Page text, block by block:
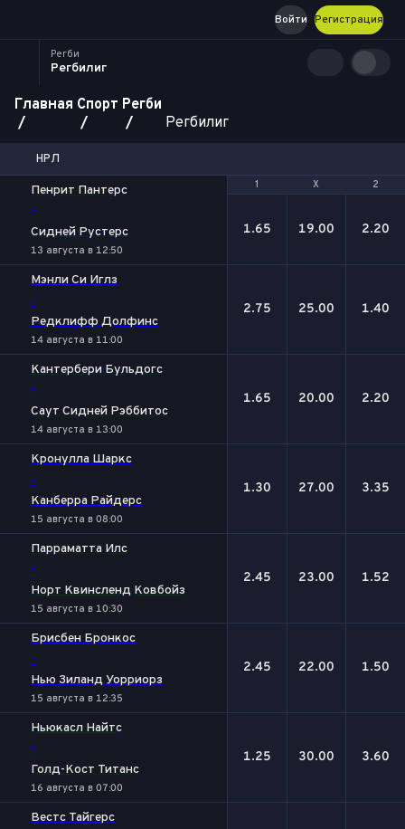
Регистрация
Войти
Регби
Регбилиг
Главная Спорт Регби
Регбилиг
НРЛ
1 Х 2
Пенрит Пантерс
-
Сидней Рустерс
13 августа в 12:50
1 Х 2
1.65 19.00 2.20
Мэнли Си Иглз
-
Редклифф Долфинс
14 августа в 11:00
2.75 25.00 1.40
Кантербери Бульдогс
-
Саут Сидней Рэббитос
14 августа в 13:00
1.65 20.00 2.20
Кронулла Шаркс
-
Канберра Райдерс
15 августа в 08:00
1.30 27.00 3.35
Парраматта Илс
-
Норт Квинсленд Ковбойз
15 августа в 10:30
2.45 23.00 1.52
Брисбен Бронкос
-
Нью Зиланд Уорриорз
15 августа в 12:35
2.45 22.00 1.50
Ньюкасл Найтс
-
Голд-Кост Титанс
16 августа в 07:00
1.25 30.00 3.60
Вестс Тайгерс